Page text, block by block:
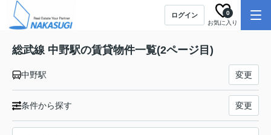
ログイン
お気に入り
0
総武線 中野駅の賃貸物件一覧(2ページ目)
中野駅 変更
条件から探す 変更